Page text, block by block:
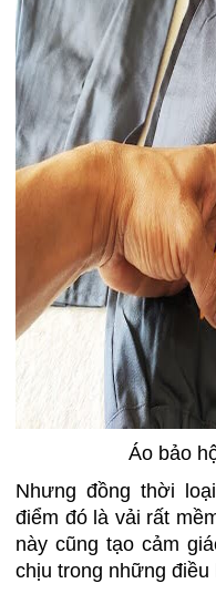
Áo bảo
Nhưng đồng thời
điểm đó là vải rất
này cũng tạo cảm
chịu trong những